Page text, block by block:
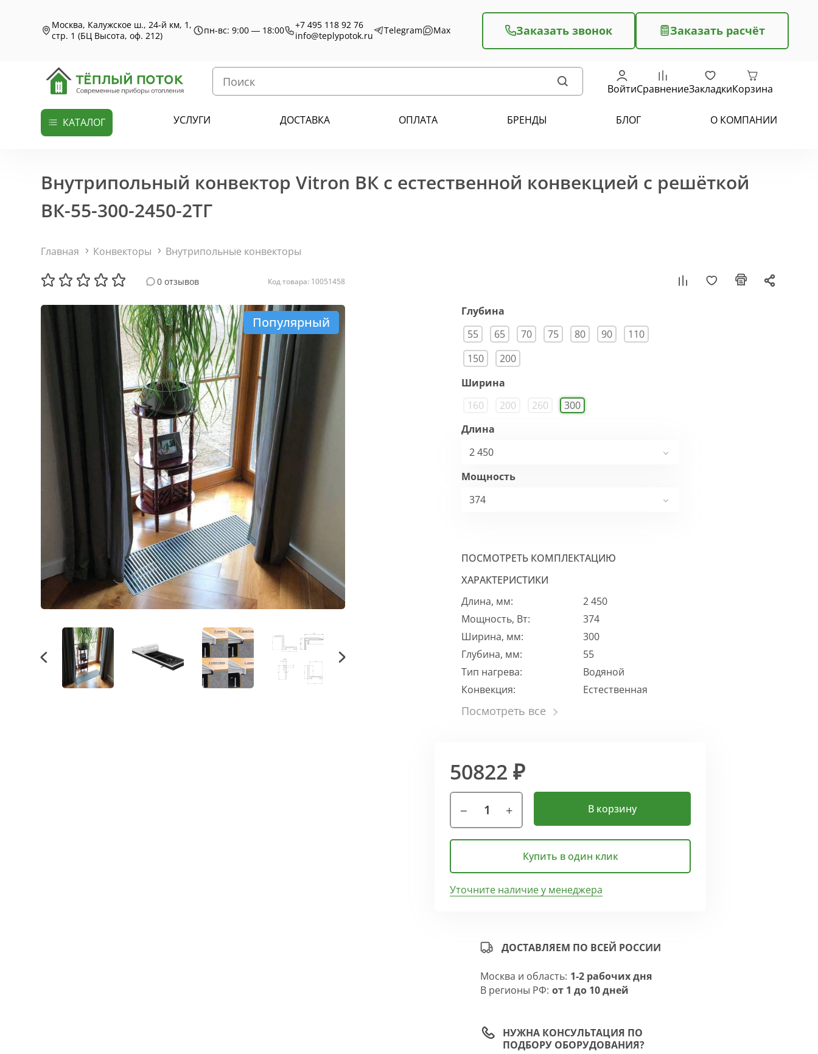
Москва, Калужское ш., 24-й км, 1,
стр. 1 (БЦ Высота, оф. 212)
пн-вс: 9:00 — 18:00
+7 495 118 92 76
info@teplypotok.ru
Telegram Max Заказать звонок Заказать расчёт
ВойтиСравнениеЗакладкиКорзина
КАТАЛОГ УСЛУГИ ДОСТАВКА ОПЛАТА БРЕНДЫ БЛОГ О КОМПАНИИ
Внутрипольный конвектор Vitron ВК с естественной конвекцией с решёткой
ВК-55-300-2450-2ТГ
Главная Конвекторы Внутрипольные конвекторы
0 отзывов Код товара: 10051458
Популярный
Глубина
55
65 70 75 80 90
110
150
200
Ширина
160
200 260
300
Длина
2 450
Мощность
374
ПОСМОТРЕТЬ КОМПЛЕКТАЦИЮ
ХАРАКТЕРИСТИКИ
Длина, мм:
2 450
Мощность, Вт:
374
Ширина, мм:
300
Глубина, мм:
55
Тип нагрева:
Водяной
Конвекция:
Естественная
50822 ₽
В корзину
Купить в один клик
Уточните наличие у менеджера
ДОСТАВЛЯЕМ ПО ВСЕЙ РОССИИ
Москва и область: 1-2 рабочих дня
В регионы РФ: от 1 до 10 дней
НУЖНА КОНСУЛЬТАЦИЯ ПО
ПОДБОРУ ОБОРУДОВАНИЯ?